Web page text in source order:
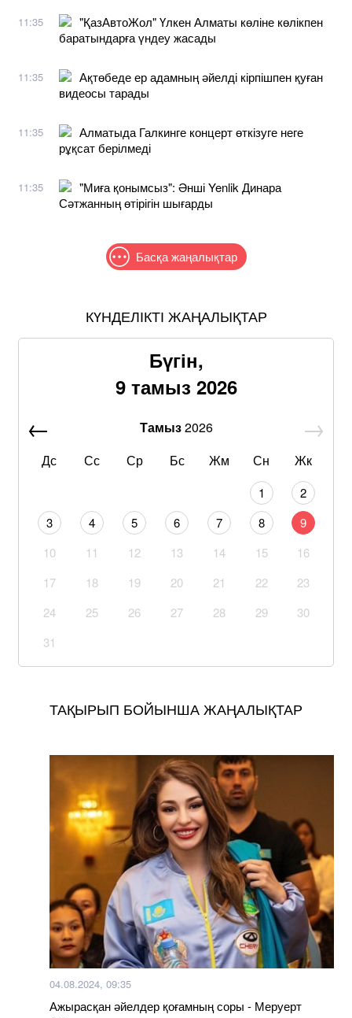
11:35
"ҚазАвтоЖол" Үлкен Алматы көліне көлікпен
баратындарға үндеу жасады
11:35
Ақтөбеде ер адамның әйелді кірпішпен қуған
видеосы тарады
11:35
Алматыда Галкинге концерт өткізуге неге
рұқсат берілмеді
11:35
"Миға қонымсыз": Әнші Yenlik Динара
Сәтжанның өтірігін шығарды
Басқа жаңалықтар
КҮНДЕЛІКТІ ЖАҢАЛЫҚТАР
Бүгін,
9 тамыз 2026
Тамыз2026
Дс
Сс Ср Бс Жм Сн Жк
1
2
3
4 5 6 7 8
9
10
11 12 13 14 15
16
17
18 19 20 21 22
23
24
25 26 27 28 29
30
31
ТАҚЫРЫП БОЙЫНША ЖАҢАЛЫҚТАР
04.08.2024, 09:35
Ажырасқан әйелдер қоғамның соры - Меруерт